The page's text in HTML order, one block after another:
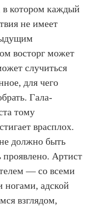
в котором каждый
не имеет
восторг может
случиться
для чего
Гала-
тому
врасплох.
должно быть
Артист
— со всеми
адской
взглядом,